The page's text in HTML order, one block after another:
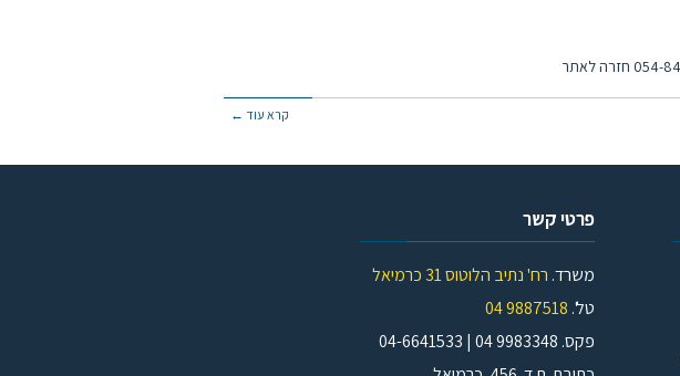
קרא עוד ←
פרטי קשר
משרד. רח' נתיב הלוטוס 31 כרמיאל
טל'. 9887518 04
פקס. 9983348 04 | 04-6641533